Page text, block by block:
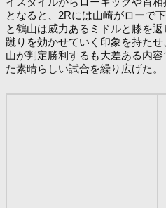
となると、2Rには山崎がローで
と鶴山は威力あるミドルと膝を
蹴りを効かせていく印象を持た
山が判定勝利するも大差ある内
た素晴らしい試合を繰り広げた。